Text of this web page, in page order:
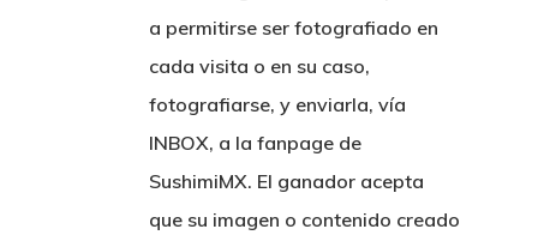
a permitirse ser fotografiado en
cada visita o en su caso,
fotografiarse, y enviarla, vía
INBOX, a la fanpage de
SushimiMX. El ganador acepta
que su imagen o contenido creado